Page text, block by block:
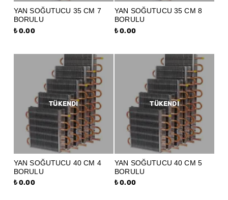
YAN SOĞUTUCU 35 CM 7
BORULU
₺ 0.00
YAN SOĞUTUCU 35 CM 8
BORULU
₺ 0.00
TÜKENDI
YAN SOĞUTUCU 40 CM 4
BORULU
₺ 0.00
TÜKENDI
YAN SOĞUTUCU 40 CM 5
BORULU
₺ 0.00